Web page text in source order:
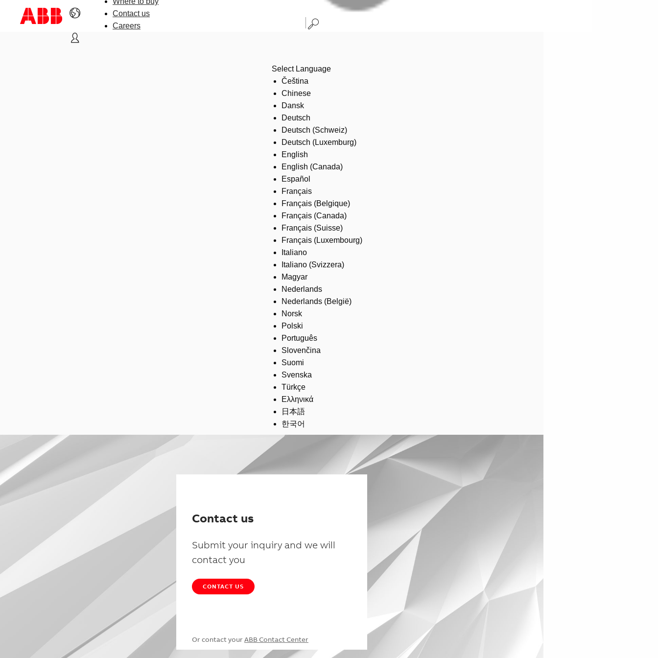
Contact us
Careers
Select Language
Čeština
Chinese
Dansk
Deutsch
Deutsch (Schweiz)
Deutsch (Luxemburg)
English
English (Canada)
Español
Français
Français (Belgique)
Français (Canada)
Français (Suisse)
Français (Luxembourg)
Italiano
Italiano (Svizzera)
Magyar
Nederlands
Nederlands (België)
Norsk
Polski
Português
Slovenčina
Suomi
Svenska
Türkçe
Ελληνικά
日本語
한국어
Contact us
Submit your inquiry and we will
contact you
CONTACT US
Or contact your ABB Contact Center